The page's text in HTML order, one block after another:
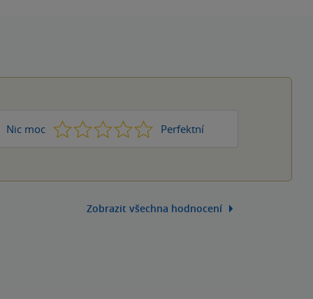
Nic moc 1 2 3 4 Perfektní
5
Zobrazit všechna hodnocení